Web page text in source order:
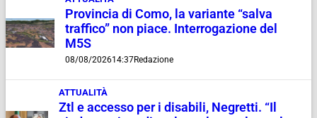
Provincia di Como, la variante “salva
traffico” non piace. Interrogazione del
M5S
08/08/202614:37Redazione
ATTUALITÀ
Ztl e accesso per i disabili, Negretti. “Il